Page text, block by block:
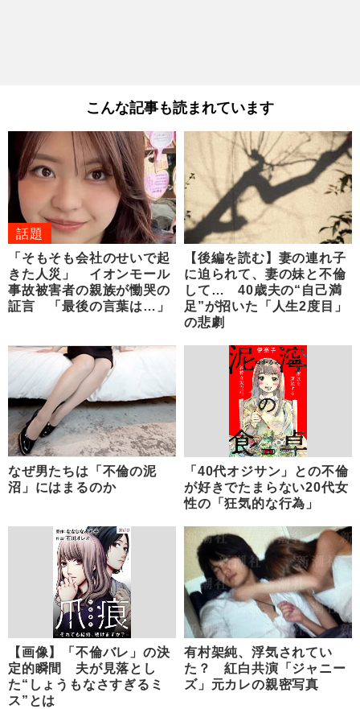
こんな記事も読まれています
話題
「そもそも会社のせいで起
きた人災」 イオンモール
事故被害者の親族が慟哭の
証言 「最後の言葉は…」
【後編を読む】妻の連れ子
に迫られて、妻の妹と不倫
して… 40歳夫の“自己満
足”が招いた「人生2度目」
の悲劇
なぜ男たちは「不倫の泥
沼」にはまるのか
「40代オジサン」との不倫
が好きでたまらない20代女
性の「狂気的な行為」
【画像】「不倫バレ」の決
定的瞬間 夫が見落とし
た“しょうもなさすぎるミ
ス”とは
有村架純、浮気されてい
た？ 紅白共演「ジャニー
ズ」元カレの親密写真